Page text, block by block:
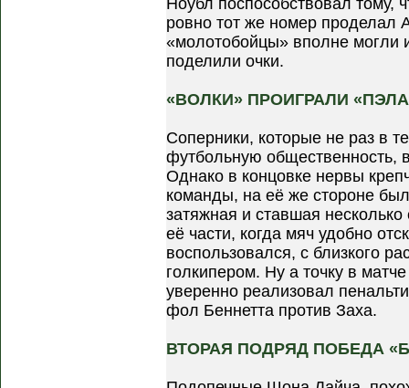
Ноубл поспособствовал тому,
ровно тот же номер проделал
«молотобойцы» вполне могли
поделили очки.
«ВОЛКИ» ПРОИГРАЛИ
Соперники, которые не раз в
футбольную общественность,
Однако в концовке нервы
команды, на её же стороне
затяжная и ставшая
её части, когда мяч удобно
воспользовался, с близкого
голкипером. Ну а точку в
уверенно реализовал
фол Беннетта против Заха.
ВТОРАЯ ПОДРЯД ПОБЕДА